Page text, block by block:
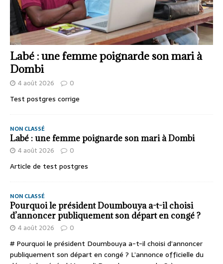
Labé : une femme poignarde son mari à
Dombi
4 août 2026 0
Test postgres corrige
NON CLASSÉ
Labé : une femme poignarde son mari à Dombi
4 août 2026 0
Article de test postgres
NON CLASSÉ
Pourquoi le président Doumbouya a-t-il choisi
d’annoncer publiquement son départ en congé ?
4 août 2026 0
# Pourquoi le président Doumbouya a-t-il choisi d’annoncer
publiquement son départ en congé ? L’annonce officielle du